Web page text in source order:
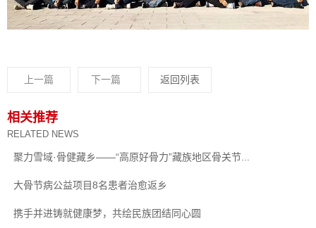
上一篇 下一篇 返回列表
相关推荐
RELATED NEWS
聚力雪域·骨健藏乡——“高原好骨力”藏族地区骨关节...
大骨节病公益项目8名患者治愈返乡
携手并进铸就健康梦，共绘民族团结同心圆